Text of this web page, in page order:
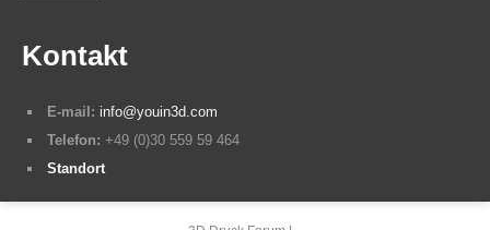
Kontakt
E-mail: info@youin3d.com
Telefon: +49 (0)30 559 59 464
Standort